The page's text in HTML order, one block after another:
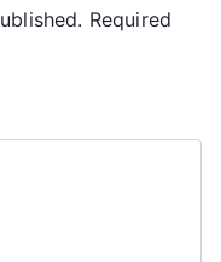
Required